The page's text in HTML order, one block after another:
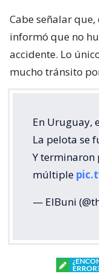
Cabe señalar
informó que no
accidente. Lo
mucho tránsito
En Uruguay,
La pelota se
Y terminaron
múltiple
— ElBuni